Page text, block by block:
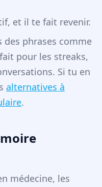
et il te fait revenir.
des phrases comme
pour les streaks,
Si tu en
alternatives à
.
médecine, les